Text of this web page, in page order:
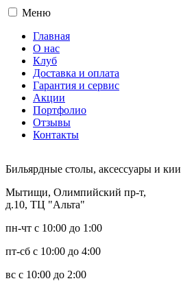
Меню
Главная
О нас
Клуб
Доставка и оплата
Гарантия и сервис
Акции
Портфолио
Отзывы
Контакты
Бильярдные столы, аксессуары и кии
Мытищи, Олимпийский пр-т,
д.10, ТЦ "Альта"
пн-чт с 10:00 до 1:00
пт-сб с 10:00 до 4:00
вс с 10:00 до 2:00